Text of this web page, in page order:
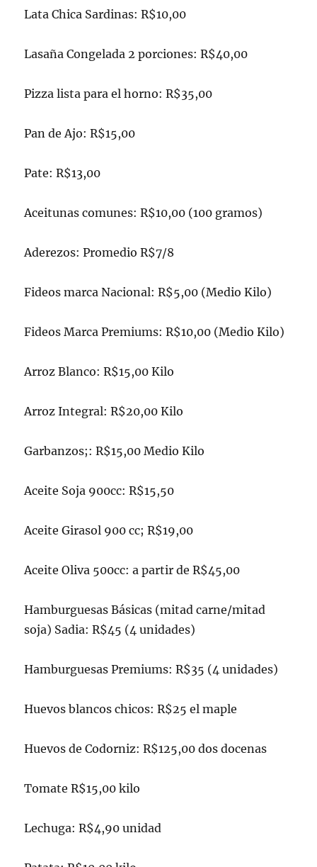
Lata Chica Sardinas: R$10,00
Lasaña Congelada 2 porciones: R$40,00
Pizza lista para el horno: R$35,00
Pan de Ajo: R$15,00
Pate: R$13,00
Aceitunas comunes: R$10,00 (100 gramos)
Aderezos: Promedio R$7/8
Fideos marca Nacional: R$5,00 (Medio Kilo)
Fideos Marca Premiums: R$10,00 (Medio Kilo)
Arroz Blanco: R$15,00 Kilo
Arroz Integral: R$20,00 Kilo
Garbanzos;: R$15,00 Medio Kilo
Aceite Soja 900cc: R$15,50
Aceite Girasol 900 cc; R$19,00
Aceite Oliva 500cc: a partir de R$45,00
Hamburguesas Básicas (mitad carne/mitad
soja) Sadia: R$45 (4 unidades)
Hamburguesas Premiums: R$35 (4 unidades)
Huevos blancos chicos: R$25 el maple
Huevos de Codorniz: R$125,00 dos docenas
Tomate R$15,00 kilo
Lechuga: R$4,90 unidad